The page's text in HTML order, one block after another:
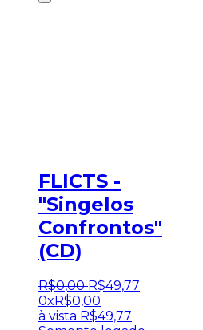
FLICTS -
"Singelos
Confrontos"
(CD)
R$0,00 R$49,77
0xR$0,00
à vista R$49,77